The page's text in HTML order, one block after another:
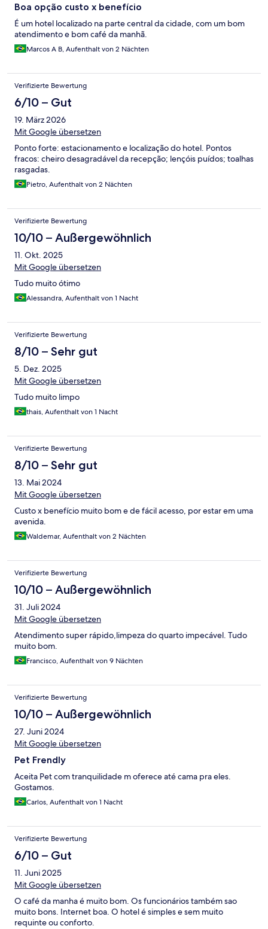
Boa opção custo x benefício
É um hotel localizado na parte central da cidade, com um bom
atendimento e bom café da manhã.
Marcos A B, Aufenthalt von 2 Nächten
Verifizierte Bewertung
6/10 – Gut
19. März 2026
Mit Google übersetzen
Ponto forte: estacionamento e localização do hotel. Pontos
fracos: cheiro desagradável da recepção; lençóis puídos; toalhas
rasgadas.
Pietro, Aufenthalt von 2 Nächten
Verifizierte Bewertung
10/10 – Außergewöhnlich
11. Okt. 2025
Mit Google übersetzen
Tudo muito ótimo
Alessandra, Aufenthalt von 1 Nacht
Verifizierte Bewertung
8/10 – Sehr gut
5. Dez. 2025
Mit Google übersetzen
Tudo muito limpo
thais, Aufenthalt von 1 Nacht
Verifizierte Bewertung
8/10 – Sehr gut
13. Mai 2024
Mit Google übersetzen
Custo x benefício muito bom e de fácil acesso, por estar em uma
avenida.
Waldemar, Aufenthalt von 2 Nächten
Verifizierte Bewertung
10/10 – Außergewöhnlich
31. Juli 2024
Mit Google übersetzen
Atendimento super rápido,limpeza do quarto impecável. Tudo
muito bom.
Francisco, Aufenthalt von 9 Nächten
Verifizierte Bewertung
10/10 – Außergewöhnlich
27. Juni 2024
Mit Google übersetzen
Pet Frendly
Aceita Pet com tranquilidade m oferece até cama pra eles.
Gostamos.
Carlos, Aufenthalt von 1 Nacht
Verifizierte Bewertung
6/10 – Gut
11. Juni 2025
Mit Google übersetzen
O café da manha é muito bom. Os funcionários também sao
muito bons. Internet boa. O hotel é simples e sem muito
requinte ou conforto.